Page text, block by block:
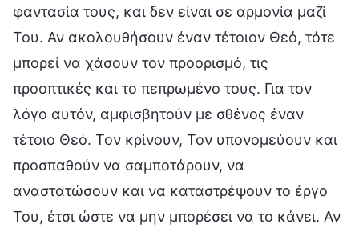
φαντασία τους, και δεν είναι σε αρμονία μαζί
Του. Αν ακολουθήσουν έναν τέτοιον Θεό, τότε
μπορεί να χάσουν τον προορισμό, τις
προοπτικές και το πεπρωμένο τους. Για τον
λόγο αυτόν, αμφισβητούν με σθένος έναν
τέτοιο Θεό. Τον κρίνουν, Τον υπονομεύουν και
προσπαθούν να σαμποτάρουν, να
αναστατώσουν και να καταστρέψουν το έργο
Του, έτσι ώστε να μην μπορέσει να το κάνει. Αν